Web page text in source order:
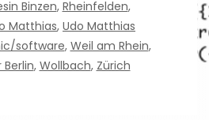
Binzen, Rheinfelden,
Matthias, Udo Matthias
software, Weil am Rhein,
Berlin, Wollbach, Zürich